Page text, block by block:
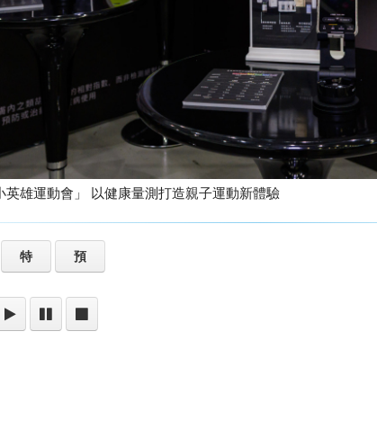
NU SKIN 攜手奧會「小小英雄運動會」 以健康量測打造親子運動新體驗
特 預